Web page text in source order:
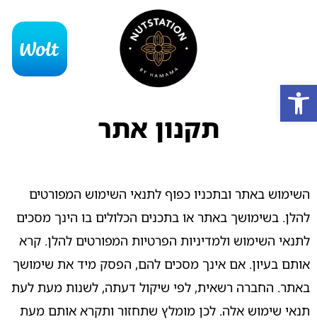
פתח סרגל נגישות
תקנון אתר
השימוש באתר ובתכניו כפוף לתנאי השימוש המפורטים
להלן. בשימושך באתר או בתכנים הכלולים בו הינך מסכים
לתנאי השימוש ולמדיניות הפרטיות המפורטים להלן. קרא
אותם בעיון. אם אינך מסכים להם, הפסק מיד את שימושך
באתר. החברה רשאית, לפי שיקול דעתה, לשנות מעת לעת
תנאי שימוש אלה. לכן מומלץ שתחזור ותקרא אותם מעת